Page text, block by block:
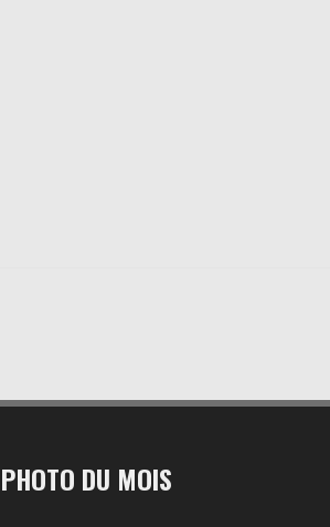
PHOTO DU MOIS